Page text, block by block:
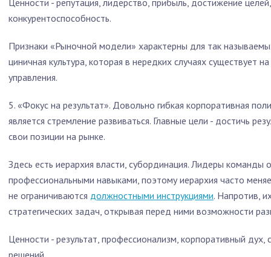
Ценности - репутация, лидерство, прибыль, достижение
конкурентоспособность.
Признаки «Рыночной модели» характерны для так
циничная культура, которая в нередких случаях существует
управления.
5. «Фокус на результат». Довольно гибкая корпоративная
является стремление развиваться. Главные цели - достичь
свои позиции на рынке.
Здесь есть иерархия власти, субординация. Лидеры команды
профессиональными навыками, поэтому иерархия часто
не ограничиваются должностными инструкциями. Напротив,
стратегических задач, открывая перед ними возможности
Ценности - результат, профессионализм, корпоративный
решений.